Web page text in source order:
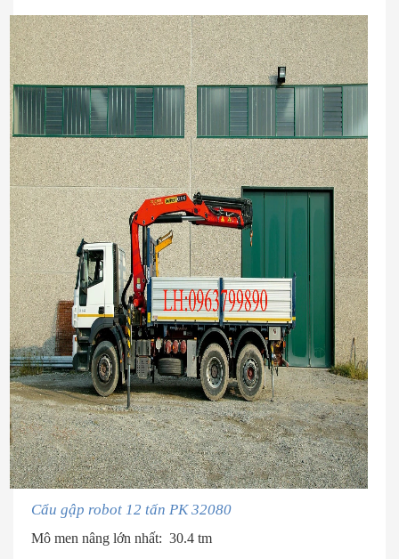
Cẩu gập robot 12 tấn PK 32080
Mô men nâng lớn nhất: 30.4 tm